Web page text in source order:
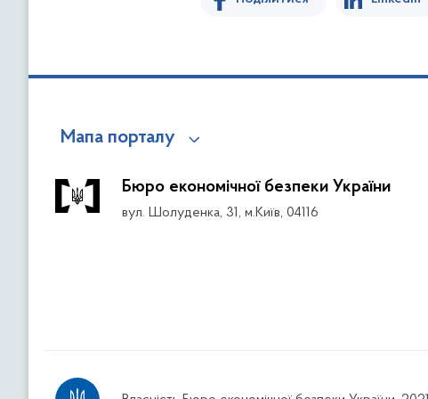
Мапа порталу
Бюро економічної безпеки України
вул. Шолуденка, 31, м.Київ, 04116